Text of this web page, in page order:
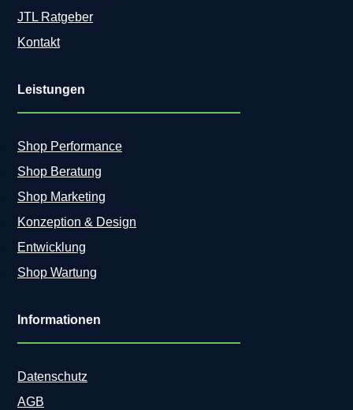
JTL Ratgeber
Kontakt
Leistungen
Shop Performance
Shop Beratung
Shop Marketing
Konzeption & Design
Entwicklung
Shop Wartung
Informationen
Datenschutz
AGB